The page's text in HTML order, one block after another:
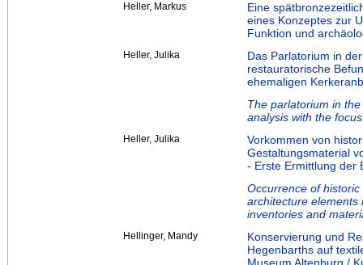
Heller, Markus
Eine
eines Konzeptes zur
Funktion und
Heller, Julika
Das Parlatorium in
restauratorische
ehemaligen
The parlatorium in
analysis with the
Heller, Julika
Vorkommen von
Gestaltungsmaterial
- Erste Ermittlung der
Occurrence of
architecture elements
inventories and
Hellinger, Mandy
Konservierung und
Hegenbarths auf